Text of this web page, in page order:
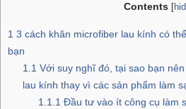
Contents [
1 3 cách khăn microfiber lau kính có
bạn
1.1 Với suy nghĩ đó, tại sao bạn
lau kính thay vì các sản phẩm làm
1.1.1 Đầu tư vào ít công cụ làm